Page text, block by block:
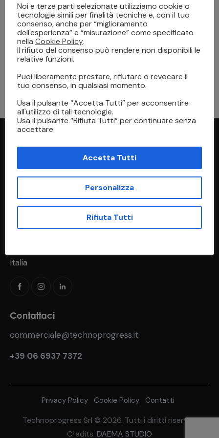
Sign & Graphics: Innovazione e Creatività
nella Stampa Digitale
Italia
Contattaci
commerciale@technoprogress.it
+39 06 6937 7372
Privacy Policy Cookie Policy Contatti
Technoprogress Srl © 2026. Tutti i diritti riservati
Credits: DAEMA STUDIO
Noi e terze parti selezionate utilizziamo cookie o
tecnologie simili per finalità tecniche e, con il tuo
consenso, anche per “miglioramento
dell'esperienza” e “misurazione” come specificato
nella Cookie Policy.
Il rifiuto del consenso può rendere non disponibili le
relative funzioni.
Puoi liberamente prestare, rifiutare o revocare il
tuo consenso, in qualsiasi momento.
Usa il pulsante “Accetta Tutti” per acconsentire
all'utilizzo di tali tecnologie.
Usa il pulsante “Rifiuta Tutti” per continuare senza
accettare.
Accetta Tutti
Personalizza
Rifiuta Tutti